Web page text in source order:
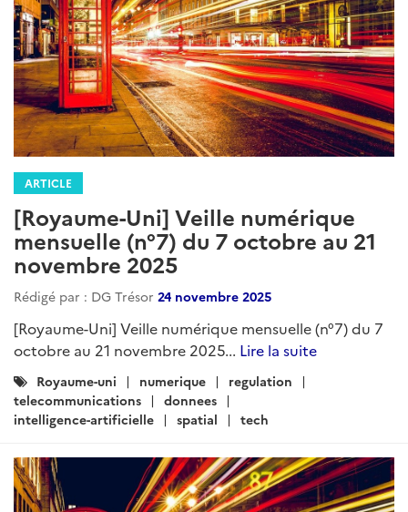
ARTICLE
[Royaume-Uni] Veille numérique
mensuelle (n°7) du 7 octobre au 21
novembre 2025
Rédigé par : DG Trésor 24 novembre 2025
[Royaume-Uni] Veille numérique mensuelle (n°7) du 7
octobre au 21 novembre 2025... Lire la suite
Catégories
:
Royaume-uni numerique
regulation
telecommunications
donnees
intelligence-artificielle
spatial tech